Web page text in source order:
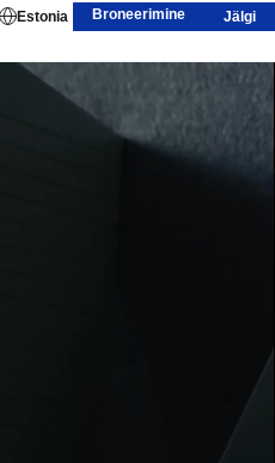
Estonia Broneerimine Jälgi